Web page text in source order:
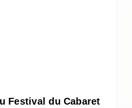
Festival du Cabaret